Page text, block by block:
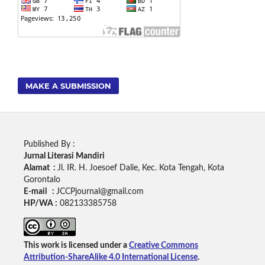
MAKE A SUBMISSION
Published By :
Jurnal Literasi Mandiri
Alamat : Jl. IR. H. Joesoef Dalie, Kec. Kota Tengah, Kota
Gorontalo
E-mail : JCCPjournal@gmail.com
HP/WA : 082133385758
This work is licensed under a Creative Commons
Attribution-ShareAlike 4.0 International License.